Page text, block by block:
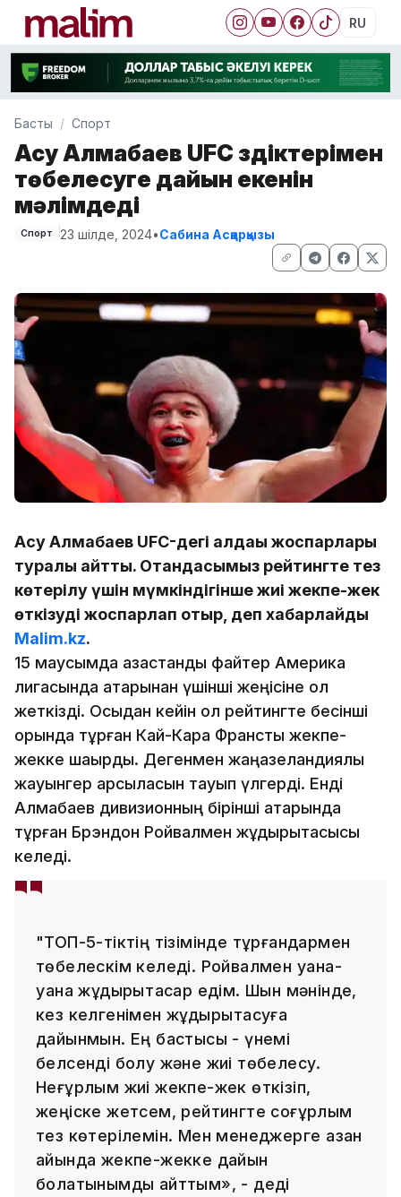
RU
Басты Спорт
Асу Алмабаев UFC үздіктерімен
төбелесуге дайын екенін
мәлімдеді
Спорт 23 шілде, 2024•Сабина Асқарқызы
Асу Алмабаев UFC-дегі алдағы жоспарлары
туралы айтты. Отандасымыз рейтингте тез
көтерілу үшін мүмкіндігінше жиі жекпе-жек
өткізуді жоспарлап отыр, деп хабарлайды
Malim.kz.
15 маусымда қазақстандық файтер Америка
лигасында қатарынан үшінші жеңісіне қол
жеткізді. Осыдан кейін ол рейтингте бесінші
орында тұрған Кай-Кара Франсты жекпе-
жекке шақырды. Дегенмен жаңазеландиялық
жауынгер қарсыласын тауып үлгерді. Енді
Алмабаев дивизионның бірінші қатарында
тұрған Брэндон Ройвалмен жұдырықтасқысы
келеді.
"ТОП-5-тіктің тізімінде тұрғандармен
төбелескім келеді. Ройвалмен қуана-
қуана жұдырықтасар едім. Шын мәнінде,
кез келгенімен жұдырықтасуға
дайынмын. Ең бастысы - үнемі
белсенді болу және жиі төбелесу.
Неғұрлым жиі жекпе-жек өткізіп,
жеңіске жетсем, рейтингте соғұрлым
тез көтерілемін. Мен менеджерге қазан
айында жекпе-жекке дайын
болатынымды айттым», - деді